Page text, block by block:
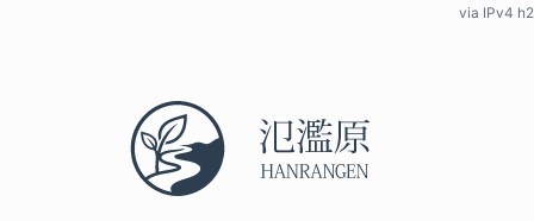
via IPv4 h2